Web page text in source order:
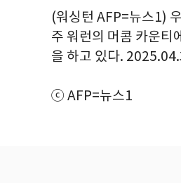
(워싱턴 AFP=뉴스1)
주 워런의 머콤 카운티
을 하고 있다.
ⓒ AFP=뉴스1